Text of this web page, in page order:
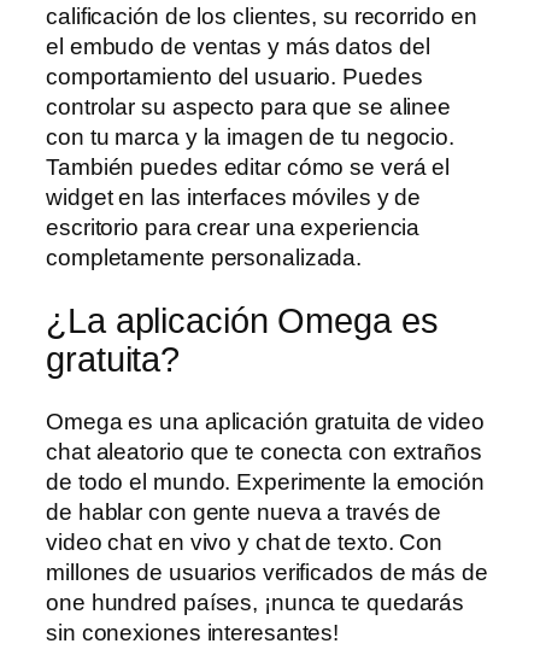
calificación de los clientes, su recorrido en
el embudo de ventas y más datos del
comportamiento del usuario. Puedes
controlar su aspecto para que se alinee
con tu marca y la imagen de tu negocio.
También puedes editar cómo se verá el
widget en las interfaces móviles y de
escritorio para crear una experiencia
completamente personalizada.
¿La aplicación Omega es
gratuita?
Omega es una aplicación gratuita de video
chat aleatorio que te conecta con extraños
de todo el mundo. Experimente la emoción
de hablar con gente nueva a través de
video chat en vivo y chat de texto. Con
millones de usuarios verificados de más de
one hundred países, ¡nunca te quedarás
sin conexiones interesantes!